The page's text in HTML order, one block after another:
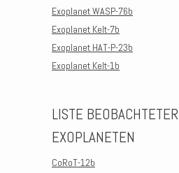
Exoplanet WASP-76b
Exoplanet Kelt-7b
Exoplanet HAT-P-23b
Exoplanet Kelt-1b
LISTE BEOBACHTETER
EXOPLANETEN
CoRoT-12b